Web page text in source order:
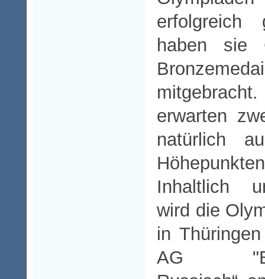
erfolgreich
haben sie
erwarten
natürlich
Inhaltlich
wird die
in
AG